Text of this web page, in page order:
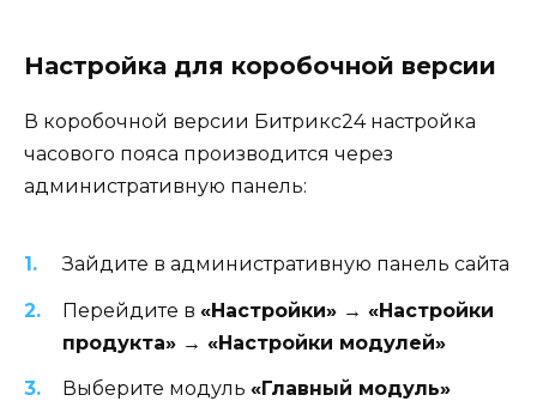
Настройка для коробочной версии
В коробочной версии Битрикс24 настройка
часового пояса производится через
административную панель:
Зайдите в административную панель сайта
Перейдите в «Настройки» → «Настройки
продукта» → «Настройки модулей»
Выберите модуль «Главный модуль»